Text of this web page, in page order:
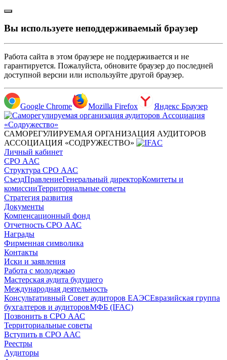
Вы используете неподдерживаемый браузер
Работа сайта в этом браузере не поддерживается и не
гарантируется. Пожалуйста, обновите браузер до последней
доступной версии или используйте другой браузер.
Google Chrome Mozilla Firefox Яндекс Браузер
САМОРЕГУЛИРУЕМАЯ ОРГАНИЗАЦИЯ АУДИТОРОВ
АССОЦИАЦИЯ «СОДРУЖЕСТВО»
Личный кабинет
СРО ААС
Структура СРО ААС
СъездПравлениеГенеральный директорКомитеты и
комиссииТерриториальные советы
Стратегия развития
Документы
Компенсационный фонд
Отчетность СРО ААС
Награды
Фирменная символика
Контакты
Иски и заявления
Работа с молодежью
Мастерская аудита будущего
Международная деятельность
Консультативный Совет аудиторов ЕАЭСЕвразийская группа
бухгалтеров и аудиторовМФБ (IFAC)
Позвонить в СРО ААС
Территориальные советы
Вступить в СРО ААС
Реестры
Аудиторы